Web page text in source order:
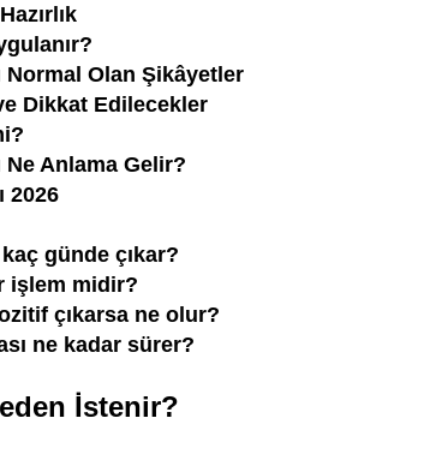
Normal Olan Şikâyetler
Dikkat Edilecekler
Anlama Gelir?
2026
günde çıkar?
işlem midir?
çıkarsa ne olur?
ne kadar sürer?
İstenir?